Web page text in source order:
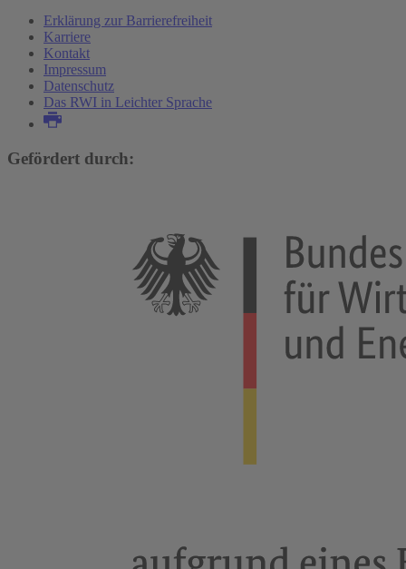
Erklärung zur Barrierefreiheit
Karriere
Kontakt
Impressum
Datenschutz
Das RWI in Leichter Sprache
Gefördert durch: